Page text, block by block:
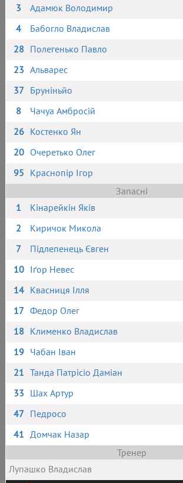
3
Адамюк Володимир
4
Бабогло Владислав
28 Полегенько Павло
23 Альварес
37 Бруніньйо
8
Чачуа Амбросій
26 Костенко Ян
20 Очеретько Олег
95 Краснопір Ігор
Запасні
1
Кінарейкін Яків
2
Киричок Микола
7
Підлепенець Євген
10 Іґор Невес
14 Квасниця Ілля
17 Федор Олег
18 Клименко Владислав
19 Чабан Іван
21 Танда Патрісіо Даміан
33 Шах Артур
47 Педросо
41 Домчак Назар
Тренер
Лупашко Владислав